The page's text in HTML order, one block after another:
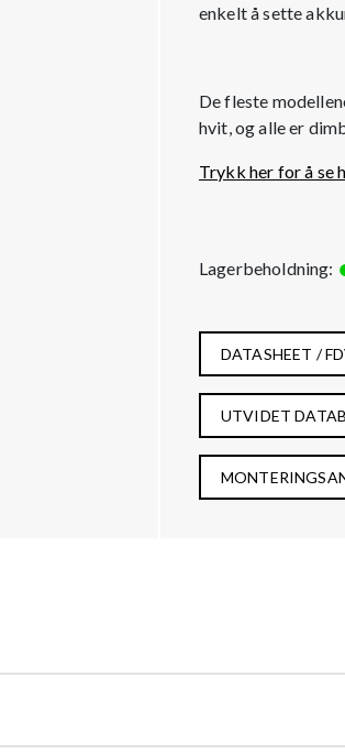
enkelt å sette
De fleste
hvit, og alle er
Trykk her for å se
Lagerbeholdning:
DATASHEET /
UTVIDET